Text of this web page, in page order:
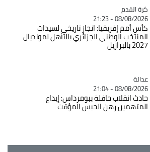
Catégorie
كرة القدم
08/08/2026 - 21:23
كأس أمم إفريقيا: انجاز تاريخي لسيدات
المنتخب الوطني الجزائري بالتأهل لمونديال
2027 بالبرازيل
Catégorie
عدالة
08/08/2026 - 21:04
حادث انقلاب حافلة ببومرداس: إيداع
المتهمين رهن الحبس المؤقت